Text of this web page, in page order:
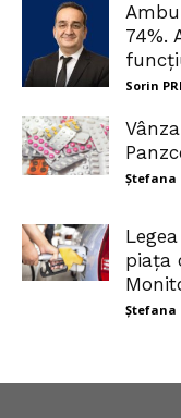
74%.
Sorin
Ștefana
piața
Ștefana